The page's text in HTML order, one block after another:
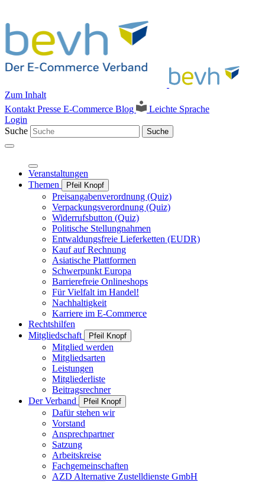
Zum Inhalt
Kontakt Presse E-Commerce Blog
Leichte Sprache
Login
Suche
Suche
Veranstaltungen
Themen
Pfeil Knopf
Preisangabenverordnung (Quiz)
Verpackungsverordnung (Quiz)
Widerrufsbutton (Quiz)
Politische Stellungnahmen
Entwaldungsfreie Lieferketten (EUDR)
Kauf auf Rechnung
Asiatische Plattformen
Schwerpunkt Europa
Barrierefreie Onlineshops
Für Vielfalt im Handel!
Nachhaltigkeit
Karriere im E-Commerce
Rechtshilfen
Mitgliedschaft
Pfeil Knopf
Mitglied werden
Mitgliedsarten
Leistungen
Mitgliederliste
Beitragsrechner
Der Verband
Pfeil Knopf
Dafür stehen wir
Vorstand
Ansprechpartner
Satzung
Arbeitskreise
Fachgemeinschaften
AZD Alternative Zustelldienste GmbH